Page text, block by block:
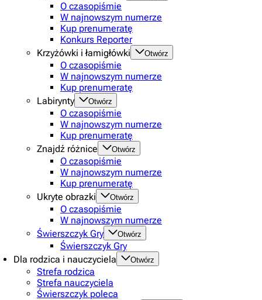
O czasopiśmie
W najnowszym numerze
Kup prenumeratę
Konkurs Reporter
Krzyżówki i łamigłówki
Otwórz
O czasopiśmie
W najnowszym numerze
Kup prenumeratę
Labirynty
Otwórz
O czasopiśmie
W najnowszym numerze
Kup prenumeratę
Znajdź różnice
Otwórz
O czasopiśmie
W najnowszym numerze
Kup prenumeratę
Ukryte obrazki
Otwórz
O czasopiśmie
W najnowszym numerze
Świerszczyk Gry
Otwórz
Świerszczyk Gry
Dla rodzica i nauczyciela
Otwórz
Strefa rodzica
Strefa nauczyciela
Świerszczyk poleca